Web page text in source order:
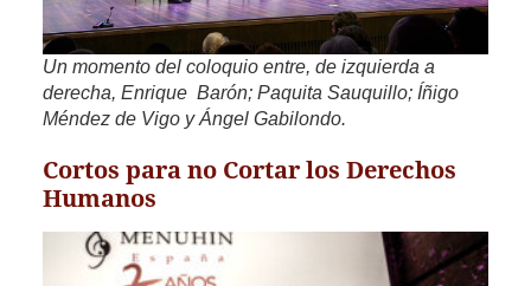
Un momento del coloquio entre, de izquierda a
derecha, Enrique Barón; Paquita Sauquillo; Íñigo
Méndez de Vigo y Ángel Gabilondo.
Cortos para no Cortar los Derechos
Humanos